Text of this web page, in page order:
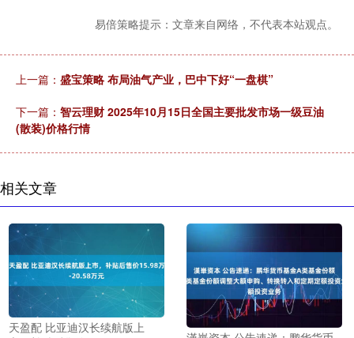
易倍策略提示：文章来自网络，不代表本站观点。
上一篇： 盛宝策略 布局油气产业，巴中下好“一盘棋”
下一篇： 智云理财 2025年10月15日全国主要批发市场一级豆油
(散装)价格行情
相关文章
天盈配 比亚迪汉长续航版上